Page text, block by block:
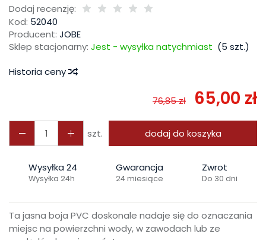
Dodaj recenzję:
Kod: 52040
Producent: JOBE
Sklep stacjonarny: Jest - wysyłka natychmiast (5 szt.)
Historia ceny
76,85 zł 65,00 zł
szt. dodaj do koszyka
Wysyłka 24
Wysyłka 24h
Gwarancja
24 miesiące
Zwrot
Do 30 dni
Ta jasna boja PVC doskonale nadaje się do oznaczania
miejsc na powierzchni wody, w zawodach lub ze